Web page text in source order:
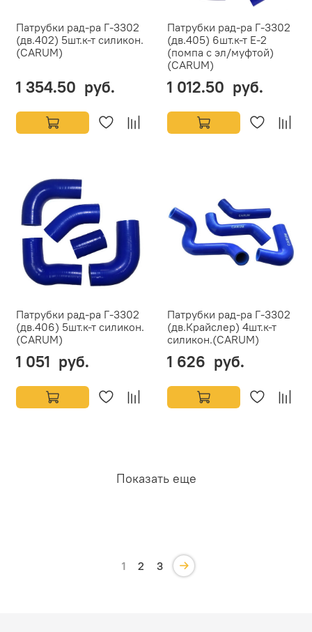
Патрубки рад-ра Г-3302
(дв.402) 5шт.к-т силикон.
(CARUM)
1 354.50 руб.
Патрубки рад-ра Г-3302
(дв.405) 6шт.к-т Е-2
(помпа с эл/муфтой)
(CARUM)
1 012.50 руб.
Патрубки рад-ра Г-3302
(дв.406) 5шт.к-т силикон.
(CARUM)
1 051 руб.
Патрубки рад-ра Г-3302
(дв.Крайслер) 4шт.к-т
силикон.(CARUM)
1 626 руб.
Показать еще
1 2 3